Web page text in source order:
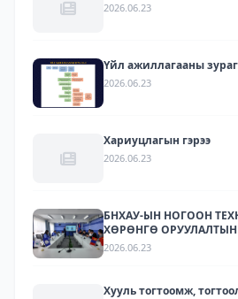
2026.06.23
Үйл ажиллагааны
2026.06.23
Хариуцлагын гэрээ
2026.06.23
БНХАУ-ЫН НОГООН
ХӨРӨНГӨ
АЖИЛЛАГАА ЯВУУЛДАГ
2026.06.23
Хууль тогтоомж,